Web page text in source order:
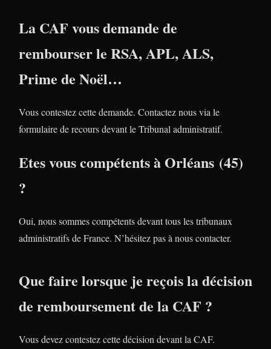
La CAF vous demande de
rembourser le RSA, APL, ALS,
Prime de Noël…
Vous contestez cette demande. Contactez nous via le
formulaire de recours devant le Tribunal administratif.
Etes vous compétents à Orléans (45)
?
Oui, nous sommes compétents devant tous les tribunaux
administratifs de France. N’hésitez pas à nous contacter.
Que faire lorsque je reçois la décision
de remboursement de la CAF ?
Vous devez contestez cette décision devant la CAF.